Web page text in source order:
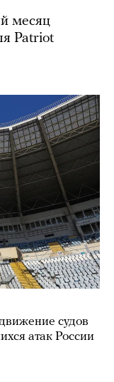
месяц
Patriot
судов
атак России